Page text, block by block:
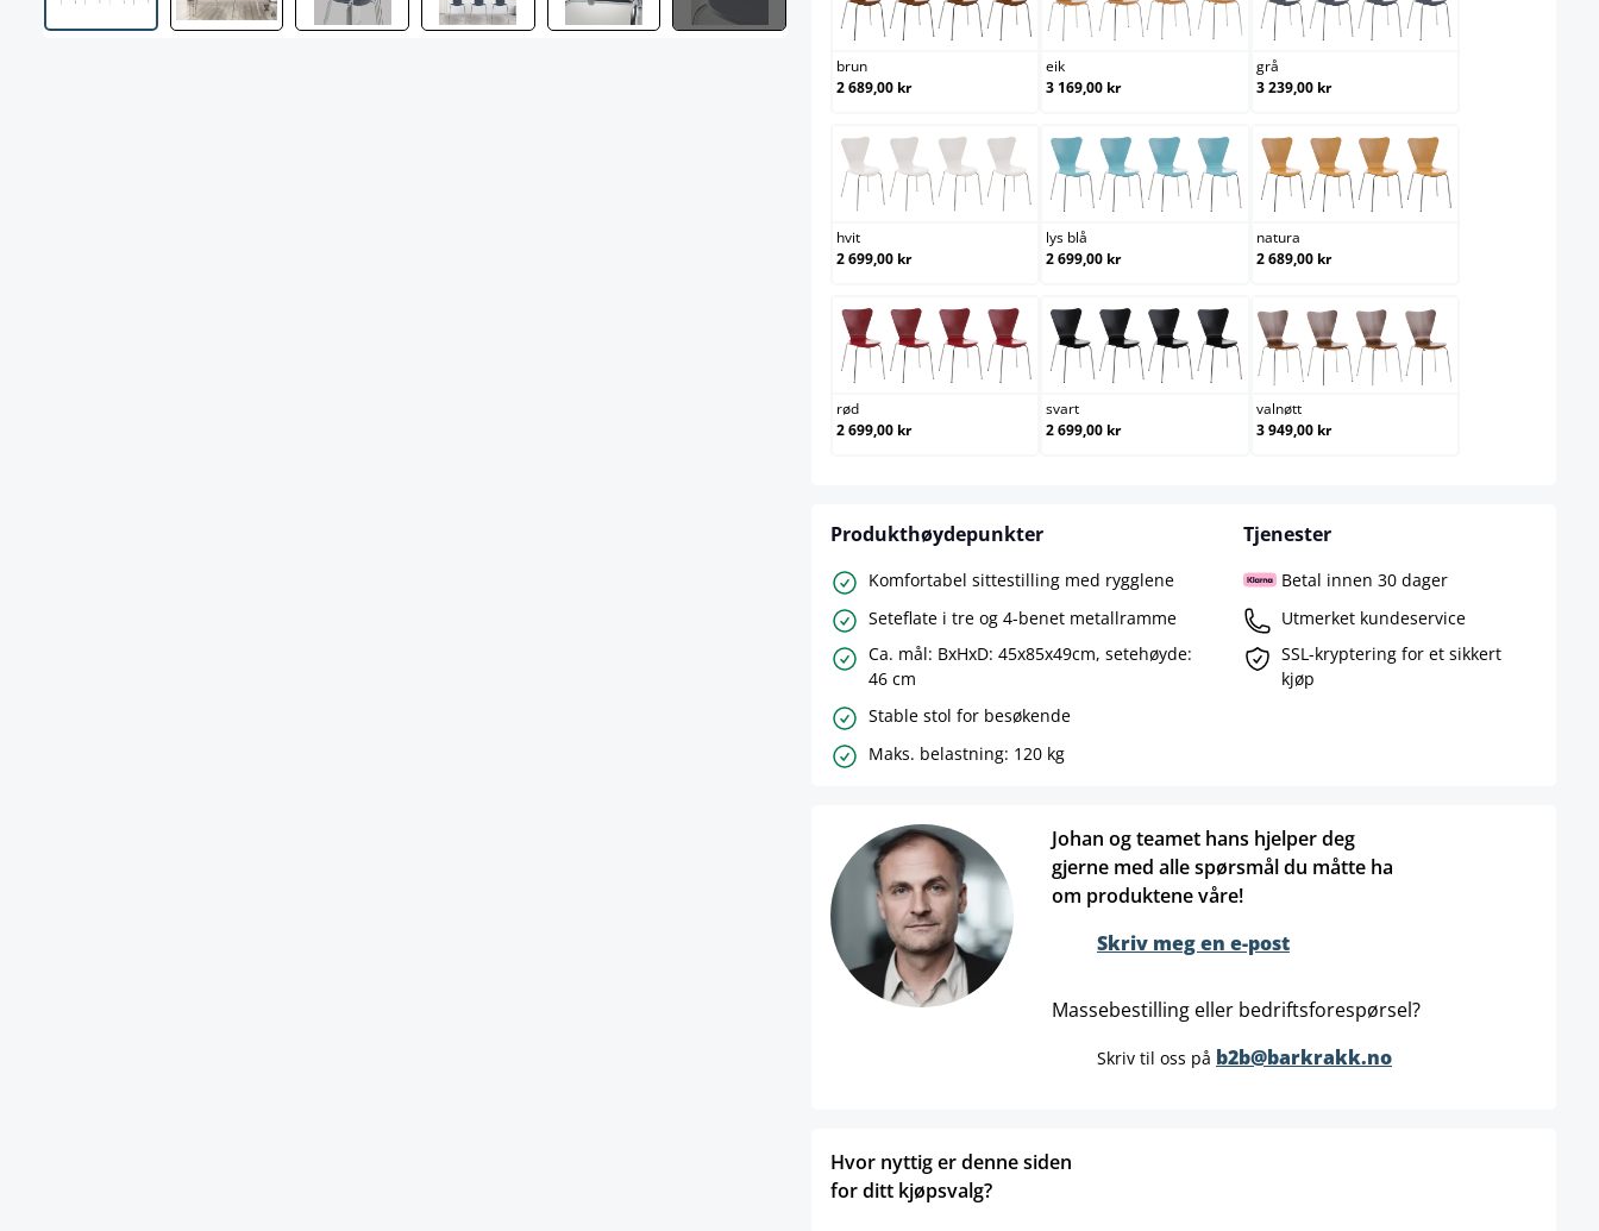
brun
brun
2 689,00 kr
eik
eik
3 169,00 kr
grå
grå
3 239,00 kr
hvit
hvit
2 699,00 kr
lys blå
lys blå
2 699,00 kr
natura
natura
2 689,00 kr
rød
rød
2 699,00 kr
svart
svart
2 699,00 kr
valnøtt
valnøtt
3 949,00 kr
Produkthøydepunkter
Komfortabel sittestilling med rygglene
Seteflate i tre og 4-benet metallramme
Ca. mål: BxHxD: 45x85x49cm, setehøyde:
46 cm
Stable stol for besøkende
Maks. belastning: 120 kg
Tjenester
Betal innen 30 dager
Utmerket kundeservice
SSL-kryptering for et sikkert
kjøp
Johan og teamet hans hjelper deg
gjerne med alle spørsmål du måtte ha
om produktene våre!
Skriv meg en e-post
Massebestilling eller bedriftsforespørsel?
Skriv til oss på b2b@barkrakk.no
Hvor nyttig er denne siden
for ditt kjøpsvalg?